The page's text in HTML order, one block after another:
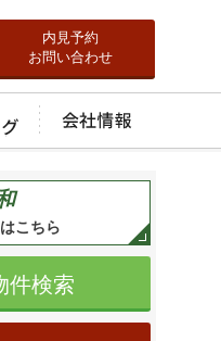
内見予約
お問い合わせ
はこちら
件検索